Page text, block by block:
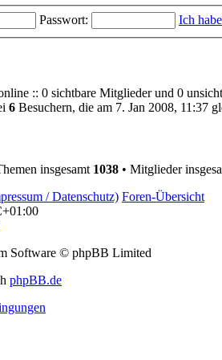
Passwort: Ich
:: 0 sichtbare Mitglieder und 0
6 Besuchern, die am 7. Jan 2008, 11:37
insgesamt 1038 • Mitglieder
/ Datenschutz) Foren-Übersicht
Software © phpBB Limited
phpBB.de